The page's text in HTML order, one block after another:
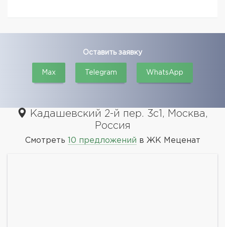
Оставить заявку
Max Telegram WhatsApp
Кадашевский 2-й пер. 3с1, Москва,
Россия
Смотреть 10 предложений в ЖК Меценат